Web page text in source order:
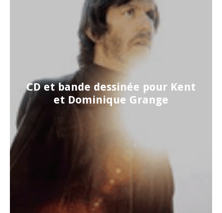
CD et bande dessinée pour Kent
et Dominique Grange